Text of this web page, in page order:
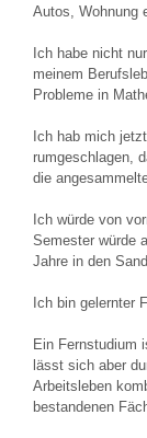
Autos, Wohnung
Ich habe nicht
meinem
Probleme in
Ich hab mich
rumgeschlagen,
die
Ich würde von
Semester würde
Jahre in den
Ich bin gelernter
Ein Fernstudium
lässt sich aber
Arbeitsleben
bestandenen